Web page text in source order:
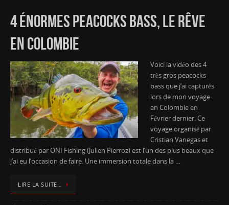
4 ÉNORMES PEACOCKS BASS, LE RÊVE
EN COLOMBIE
Voici la vidéo des 4
très gros peacocks
bass que j’ai capturés
lors de mon voyage
en Colombie en
Février dernier. Ce
voyage organisé par
Cristian Vanegas et
distribué par ONI Fishing (Julien Pierroz) est l’un des plus beaux que
j’ai eu l’occasion de faire. Une immersion totale dans la …
LIRE LA SUITE…